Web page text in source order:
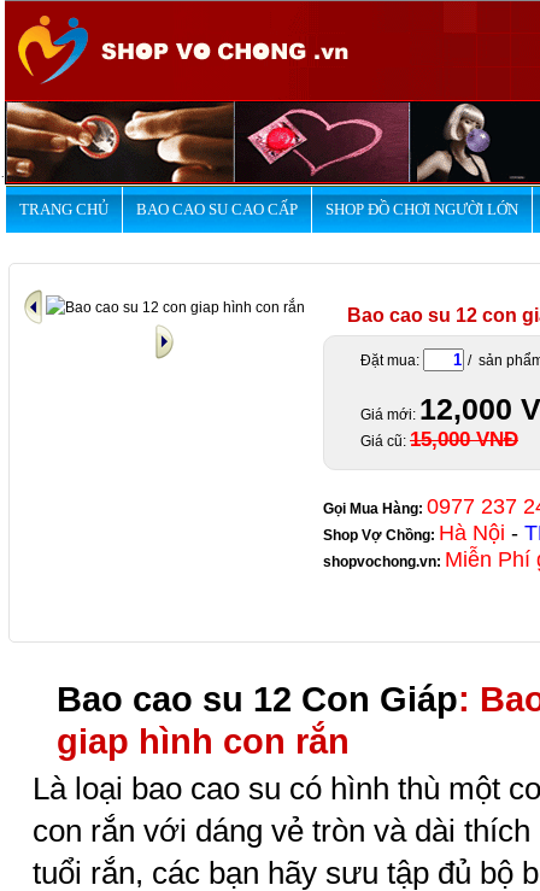
TRANG CHỦ BAO CAO SU CAO CẤP SHOP ĐỒ CHƠI NGƯỜI LỚN
Bao cao su 12 con
Đặt mua: / sản
Giá mới: 12,000
Giá cũ: 15,000 VNĐ
Gọi Mua Hàng: 0977 237
Shop Vợ Chồng: Hà Nội -
shopvochong.vn: Miễn Phí
Bao cao su 12 Con Giáp:
giap hình con rắn
Là loại bao cao su có hình thù một
con rắn với dáng vẻ tròn và dài
tuổi rắn, các bạn hãy sưu tập đủ bộ